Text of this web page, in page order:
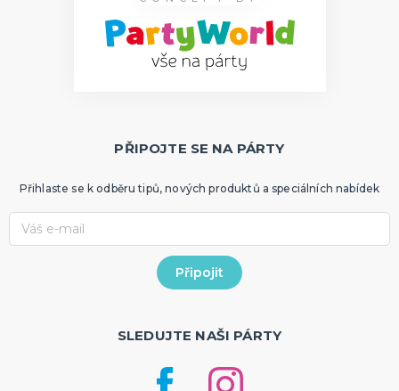
PŘIPOJTE SE NA PÁRTY
Přihlaste se k odběru tipů, nových produktů a speciálních nabídek
SLEDUJTE NAŠI PÁRTY